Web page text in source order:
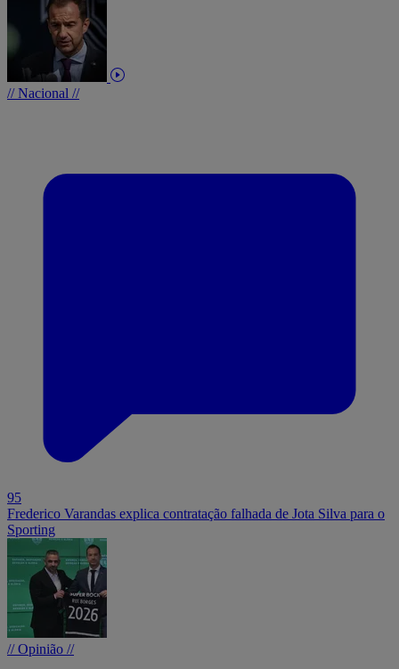
// Nacional //
95
Frederico Varandas explica contratação falhada de Jota Silva para o
Sporting
// Opinião //